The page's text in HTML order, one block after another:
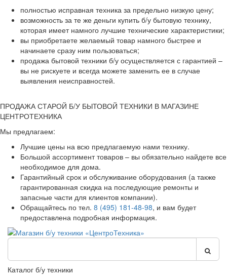
полностью исправная техника за предельно низкую цену;
возможность за те же деньги купить б/у бытовую технику,
которая имеет намного лучшие технические характеристики;
вы приобретаете желаемый товар намного быстрее и
начинаете сразу ним пользоваться;
продажа бытовой техники б/у осуществляется с гарантией –
вы не рискуете и всегда можете заменить ее в случае
выявления неисправностей.
ПРОДАЖА СТАРОЙ Б/У БЫТОВОЙ ТЕХНИКИ В МАГАЗИНЕ
ЦЕНТРОТЕХНИКА
Мы предлагаем:
Лучшие цены на всю предлагаемую нами технику.
Большой ассортимент товаров – вы обязательно найдете все
необходимое для дома.
Гарантийный срок и обслуживание оборудования (а также
гарантированная скидка на последующие ремонты и
запасные части для клиентов компании).
Обращайтесь по тел. 8 (495) 181-48-98, и вам будет
предоставлена подробная информация.
Каталог б/у техники